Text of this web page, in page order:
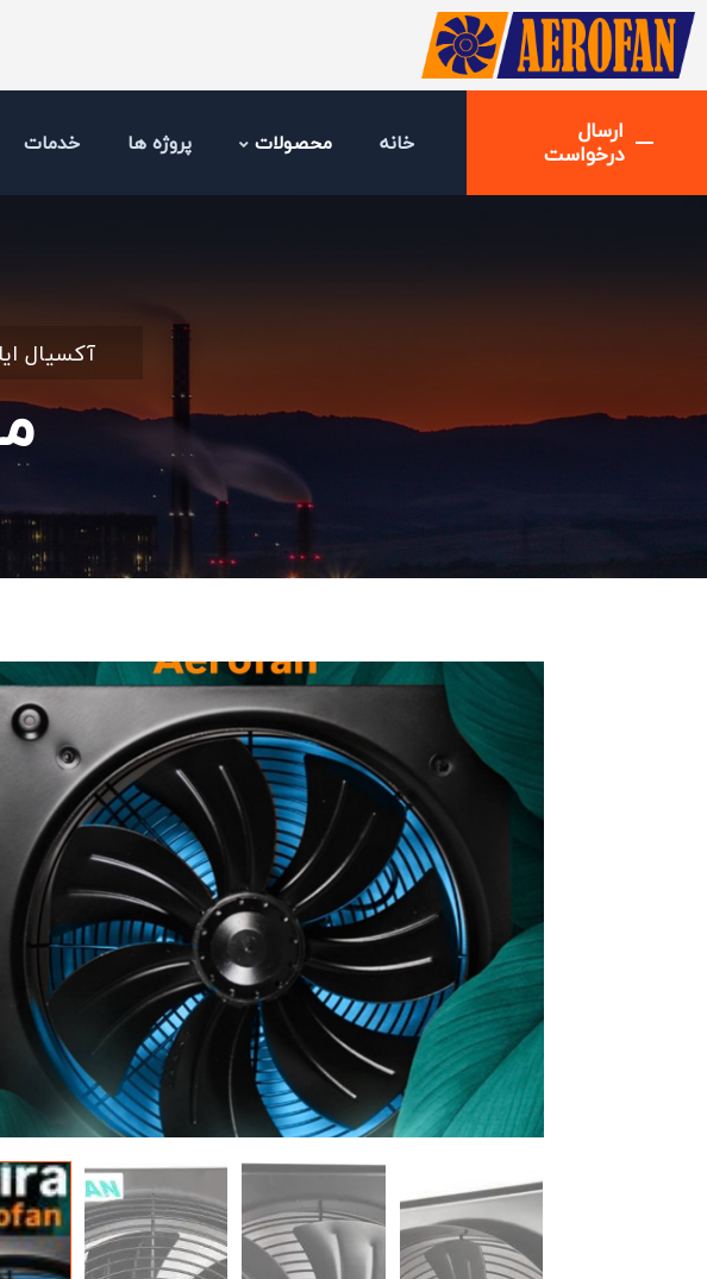
ارسال
درخواست خانه محصولات پروژه ها خدمات
آکسیال